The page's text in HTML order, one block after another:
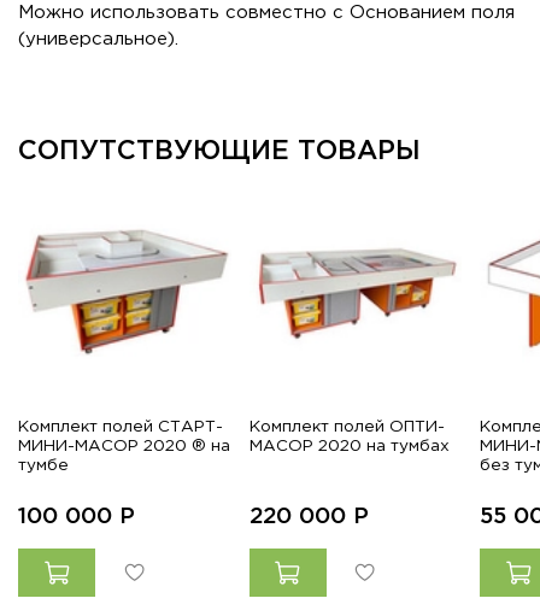
Можно использовать совместно с Основанием поля
(универсальное).
СОПУТСТВУЮЩИЕ ТОВАРЫ
Комплект полей СТАРТ-
МИНИ-МАСОР 2020 ® на
тумбе
100 000 Р
Комплект полей ОПТИ-
МАСОР 2020 на тумбах
220 000 Р
МИНИ-
без
55